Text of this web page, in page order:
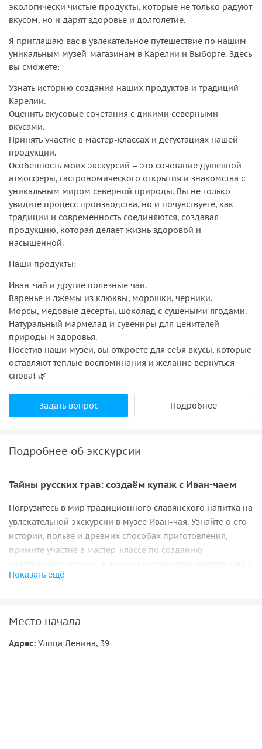
экологически чистые продукты, которые не только радуют
вкусом, но и дарят здоровье и долголетие.
Я приглашаю вас в увлекательное путешествие по нашим
уникальным музей-магазинам в Карелии и Выборге. Здесь
вы сможете:
Узнать историю создания наших продуктов и традиций
Карелии.
Оценить вкусовые сочетания с дикими северными
вкусами.
Принять участие в мастер-классах и дегустациях нашей
продукции.
Особенность моих экскурсий – это сочетание душевной
атмосферы, гастрономического открытия и знакомства с
уникальным миром северной природы. Вы не только
увидите процесс производства, но и почувствуете, как
традиции и современность соединяются, создавая
продукцию, которая делает жизнь здоровой и
насыщенной.
Наши продукты:
Иван-чай и другие полезные чаи.
Варенье и джемы из клюквы, морошки, черники.
Морсы, медовые десерты, шоколад с сушеными ягодами.
Натуральный мармелад и сувениры для ценителей
природы и здоровья.
Посетив наши музеи, вы откроете для себя вкусы, которые
оставляют теплые воспоминания и желание вернуться
снова! 🌿
Задать вопрос Подробнее
Подробнее об экскурсии
Тайны русских трав: создаём купаж с Иван-чаем
Погрузитесь в мир традиционного славянского напитка на
увлекательной экскурсии в музее Иван-чая. Узнайте о его
истории, пользе и древних способах приготовления,
примите участие в мастер-классе по созданию
карельским вареньем.
Показать ещё
Место начала
Адрес: Улица Ленина, 39